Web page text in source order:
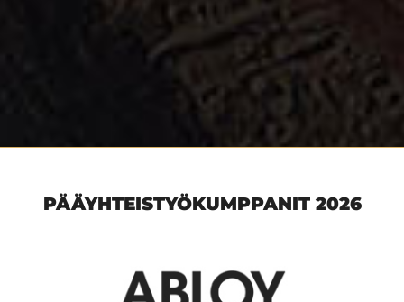
PÄÄYHTEISTYÖKUMPPANIT 2026